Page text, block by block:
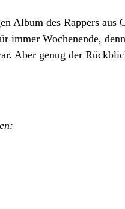
Album des Rappers
immer Wochenende,
Aber genug der